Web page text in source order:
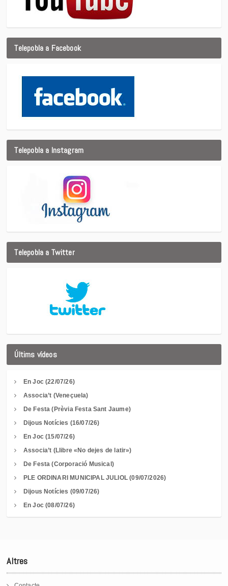
Telepobla a Facebook
Telepobla a Instagram
Telepobla a Twitter
Últims vídeos
En Joc (22/07/26)
Associa’t (Veneçuela)
De Festa (Prèvia Festa Sant Jaume)
Dijous Notícies (16/07/26)
En Joc (15/07/26)
Associa’t (Llibre «No dejes de latir»)
De Festa (Corporació Musical)
PLE ORDINARI MUNICIPAL JULIOL (09/07/2026)
Dijous Notícies (09/07/26)
En Joc (08/07/26)
Altres